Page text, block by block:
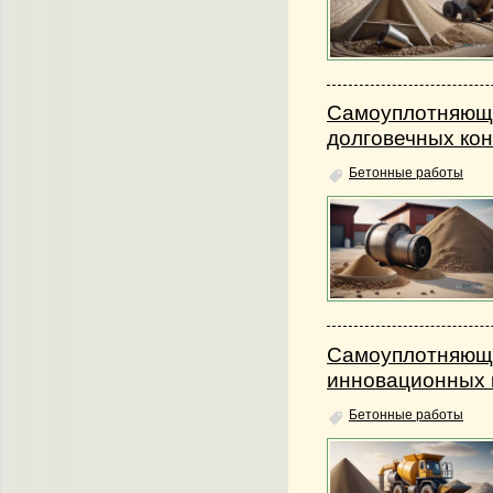
долговечных
Бетонные работы
инновационных
Бетонные работы